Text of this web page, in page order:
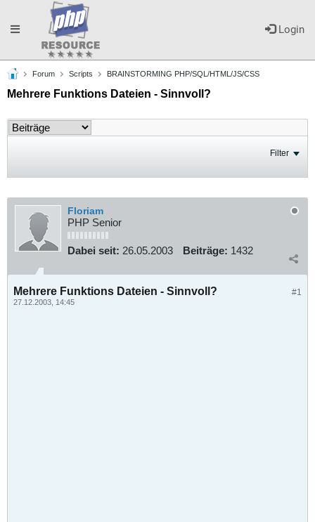
Login
Toggle
navigation
Forum Scripts BRAINSTORMING PHP/SQL/HTML/JS/CSS
Mehrere Funktions Dateien - Sinnvoll?
Filter
Floriam
PHP Senior
Dabei seit: 26.05.2003 Beiträge: 1432
#1
Mehrere Funktions Dateien - Sinnvoll?
27.12.2003, 14:45